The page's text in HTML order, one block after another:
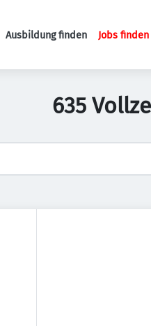
Ausbildung finden Jobs finden
635